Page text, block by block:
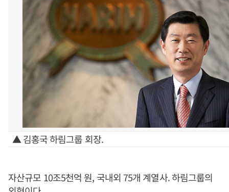
▲ 김홍국 하림그룹 회장.
자산규모 10조5천억 원, 국내외 75개 계열사. 하림그룹의